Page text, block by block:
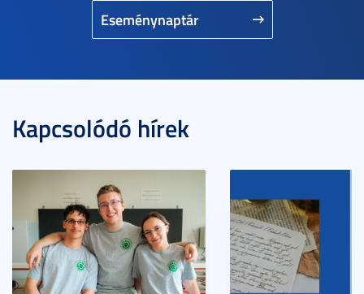
Eseménynaptár
Kapcsolódó hírek